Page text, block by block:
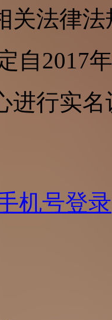
关法律
自2017
进行实名
机号登录